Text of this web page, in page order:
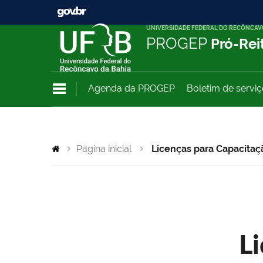
UNIVERSIDADE FEDERAL DO
PROGEP Pró-
Agenda da PROGEP Boletim de
Página inicial Licenças para